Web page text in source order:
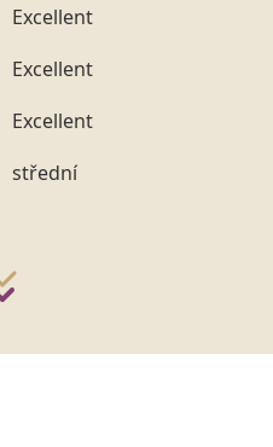
Excellent
Excellent
Excellent
střední